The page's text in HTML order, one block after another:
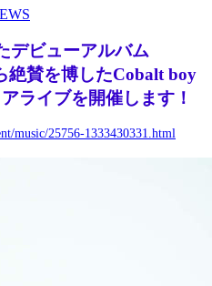
デビューアルバム
絶賛を博したCobalt boy
ライブを開催します！
music/25756-1333430331.html